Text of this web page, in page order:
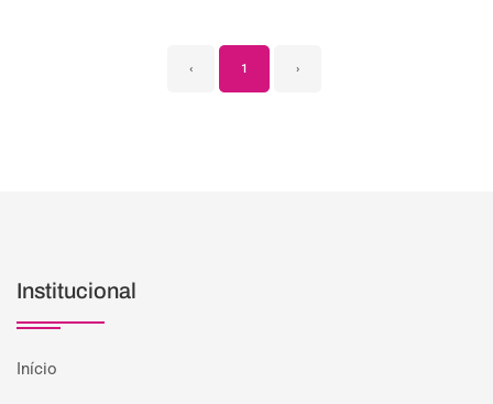
‹ 1 ›
Institucional
Início